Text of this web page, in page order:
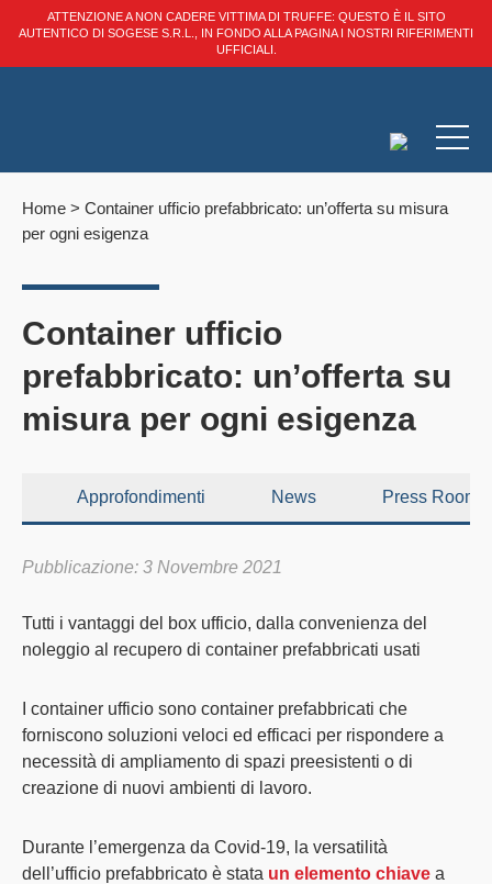
ATTENZIONE A NON CADERE VITTIMA DI TRUFFE: QUESTO È IL SITO
AUTENTICO DI SOGESE S.R.L., IN FONDO ALLA PAGINA I NOSTRI RIFERIMENTI
UFFICIALI.
Home > Container ufficio prefabbricato: un’offerta su misura
per ogni esigenza
Container ufficio
prefabbricato: un’offerta su
misura per ogni esigenza
Approfondimenti News Press Room
Pubblicazione: 3 Novembre 2021
Tutti i vantaggi del box ufficio, dalla convenienza del
noleggio al recupero di container prefabbricati usati
container ufficio sono container prefabbricati che
forniscono soluzioni veloci ed efficaci per rispondere a
necessità di ampliamento di spazi preesistenti o di
creazione di nuovi ambienti di lavoro.
Durante l’emergenza da Covid-19, la versatilità
dell’ufficio prefabbricato è stata un elemento chiave a